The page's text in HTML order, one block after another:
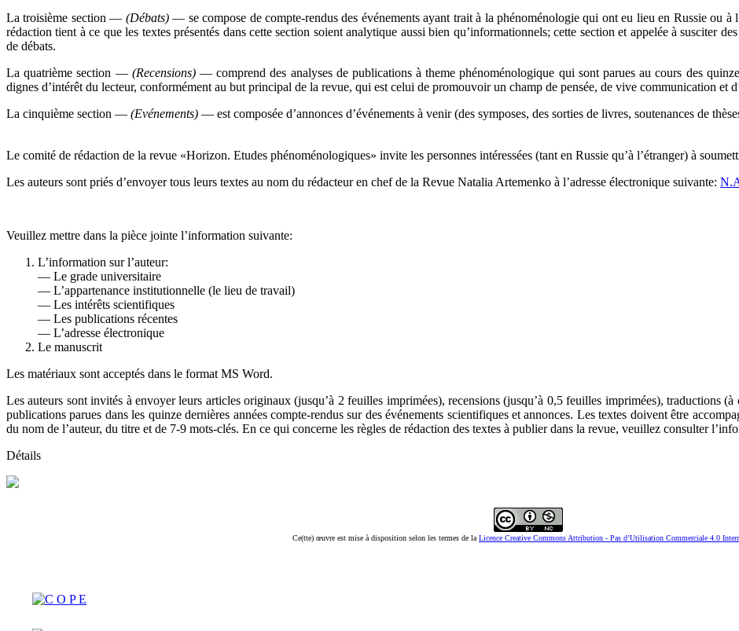
La troisième section — (Débats)— se compose de compte-rendus des événements ayant trait à la phénoménologie qui ont eu lieu en Russie ou à
rédaction tient à ce que les textes présentés dans cette section soient analytique aussi bien qu’informationnels; cette section et appelée à susciter
de débats.
La quatrième section — (Recensions)— comprend des analyses de publications à theme phénoménologique qui sont parues au cours des
dignes d’intérêt du lecteur, conformément au but principal de la revue, qui est celui de promouvoir un champ de pensée, de vive communication et
La cinquième section — (Evénements) — est composée d’annonces d’événements à venir (des symposes, des sorties de livres, soutenances de
Le comité de rédaction de la revue «Horizon. Etudes phénoménologiques» invite les personnes intéressées (tant en Russie qu’à l’étranger) à
Les auteurs sont priés d’envoyer tous leurs textes au nom du rédacteur en chef de la Revue Natalia Artemenko à l’adresse électronique suivante:
Veuillez mettre dans la pièce jointe l’information suivante:
L’information sur l’auteur:
— Le grade universitaire
— L’appartenance institutionnelle (le lieu de travail)
— Les intérêts scientifiques
— Les publications récentes
— L’adresse électronique
Le manuscrit
Les matériaux sont acceptés dans le format MS Word.
Les auteurs sont invités à envoyer leurs articles originaux (jusqu’à 2 feuilles imprimées), recensions (jusqu’à 0,5 feuilles imprimées), traductions
publications parues dans les quinze dernières années compte-rendus sur des événements scientifiques et annonces. Les textes doivent être
du nom de l’auteur, du titre et de 7-9 mots-clés. En ce qui concerne les règles de rédaction des textes à publier dans la revue, veuillez consulter
Détails
Ce(tte) œuvre est mise à disposition selon les termes de la Licence Creative Commons Attribution - Pas d’Utilisation Commerciale 4.0